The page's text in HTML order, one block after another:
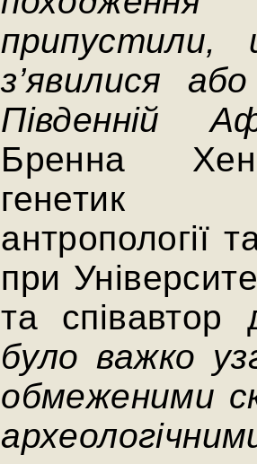
з’явилися
Південній
Бренна
генетик
антропології
при
та співавтор
було важко
обмеженими